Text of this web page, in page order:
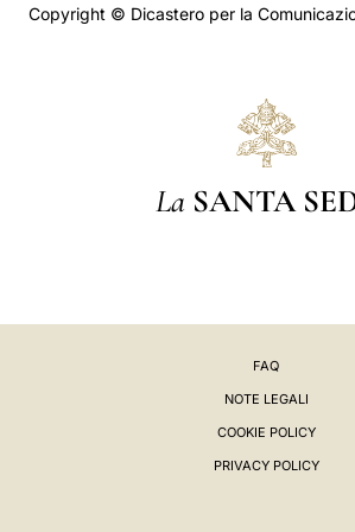
Copyright © Dicastero per la
La SANTA
FAQ
NOTE LEGALI
COOKIE POLICY
PRIVACY POLICY